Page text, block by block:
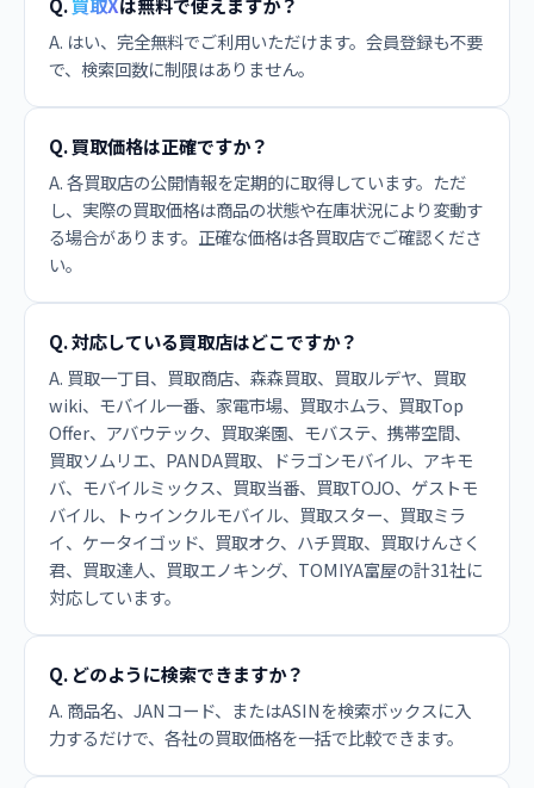
A. はい、完全無料でご利用いただけます。会員登録も不要
で、検索回数に制限はありません。
Q. 買取価格は正確ですか？
A. 各買取店の公開情報を定期的に取得しています。ただ
し、実際の買取価格は商品の状態や在庫状況により変動す
る場合があります。正確な価格は各買取店でご確認くださ
い。
Q. 対応している買取店はどこですか？
A. 買取一丁目、買取商店、森森買取、買取ルデヤ、買取
wiki、モバイル一番、家電市場、買取ホムラ、買取Top
Offer、アバウテック、買取楽園、モバステ、携帯空間、
買取ソムリエ、PANDA買取、ドラゴンモバイル、アキモ
バ、モバイルミックス、買取当番、買取TOJO、ゲストモ
バイル、トゥインクルモバイル、買取スター、買取ミラ
イ、ケータイゴッド、買取オク、ハチ買取、買取けんさく
君、買取達人、買取エノキング、TOMIYA富屋の計31社に
対応しています。
Q. どのように検索できますか？
A. 商品名、JANコード、またはASINを検索ボックスに入
力するだけで、各社の買取価格を一括で比較できます。